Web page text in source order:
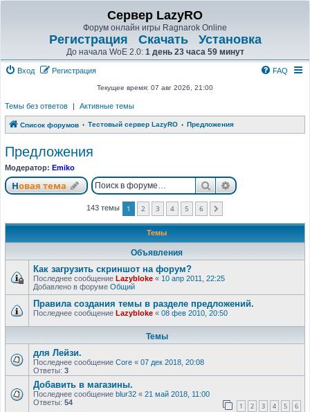
Сервер LazyRO
Форум онлайн игры Ragnarok Online
Регистрация Скачать Установка
До начала WoE 2.0: 1 день 23 часа 59 минут
Вход Регистрация FAQ
Текущее время: 07 авг 2026, 21:00
Темы без ответов | Активные темы
Список форумов Тестовый сервер LazyRO Предложения
Предложения
Модератор: Emiko
Новая тема ПоискРасширенный
143 темы 1 2 3 4 5 6
Темы
Объявления
Как загрузить скриншот на форум?
Последнее сообщение Lazybloke « 10 апр 2011, 22:25
Добавлено в форуме Общий
Правила создания темы в разделе предложений.
Последнее сообщение Lazybloke « 08 фев 2010, 20:50
Темы
для Лейзи.
Последнее сообщение Core « 07 дек 2018, 20:08
Ответы: 3
Добавить в магазины.
Последнее сообщение blur32 « 21 май 2018, 11:00
Ответы: 54 1 2 3 4 5 6